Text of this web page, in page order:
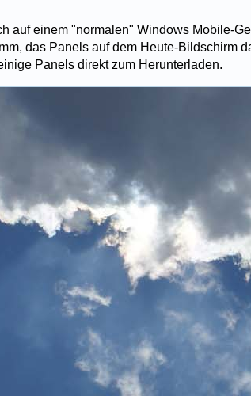
auf einem "normalen" Windows Mobile-
das Panels auf dem Heute-Bildschirm
Panels direkt zum Herunterladen.